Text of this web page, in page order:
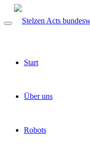
Start
Über uns
Robots